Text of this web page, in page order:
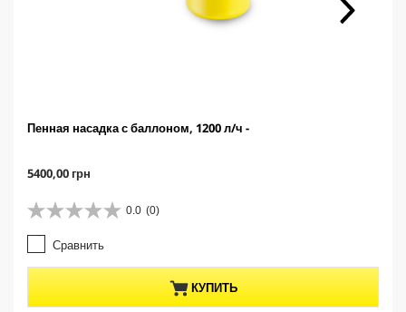
Пенная насадка с баллоном, 1200 л/ч -
C
r
r
e
n
t
p
r
5400,00 грн
0.0 (0)
0
.
0
и
5
Сравнить
КУПИТЬ